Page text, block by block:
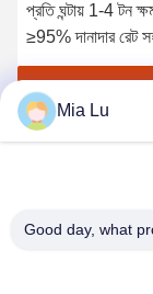
প্রতি ঘন্টায় 1-4 টন
≥95% দানাদার রেট
উৎপাদনের জন্য ফ্ল্যাট
মেশিন
Mia Lu
Good day, what